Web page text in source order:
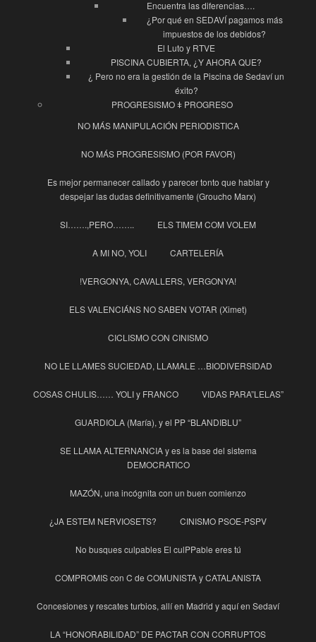
Encuentra las diferencias….
¿Por qué en SEDAVÍ pagamos más
impuestos de los debidos?
El Luto y RTVE
PISCINA CUBIERTA, ¿Y AHORA QUE?
¿ Pero no era la gestión de la Piscina de Sedaví un
éxito?
PROGRESISMO ǂ PROGRESO
NO MÁS MANIPULACIÓN PERIODISTICA
NO MÁS PROGRESISMO (POR FAVOR)
Es mejor permanecer callado y parecer tonto que hablar y
despejar las dudas definitivamente (Groucho Marx)
SI…….,PERO…….. ELS TIMEM COM VOLEM
A MI NO, YOLI CARTELERÍA
!VERGONYA, CAVALLERS, VERGONYA!
ELS VALENCIÁNS NO SABEN VOTAR (Ximet)
CICLISMO CON CINISMO
NO LE LLAMES SUCIEDAD, LLAMALE …BIODIVERSIDAD
COSAS CHULIS…… YOLI y FRANCO VIDAS PARA”LELAS”
GUARDIOLA (María), y el PP “BLANDIBLU”
SE LLAMA ALTERNANCIA y es la base del sistema
DEMOCRATICO
MAZÓN, una incógnita con un buen comienzo
¿JA ESTEM NERVIOSETS? CINISMO PSOE-PSPV
No busques culpables El culPPable eres tú
COMPROMIS con C de COMUNISTA y CATALANISTA
Concesiones y rescates turbios, allí en Madrid y aquí en Sedaví
LA “HONORABILIDAD” DE PACTAR CON CORRUPTOS